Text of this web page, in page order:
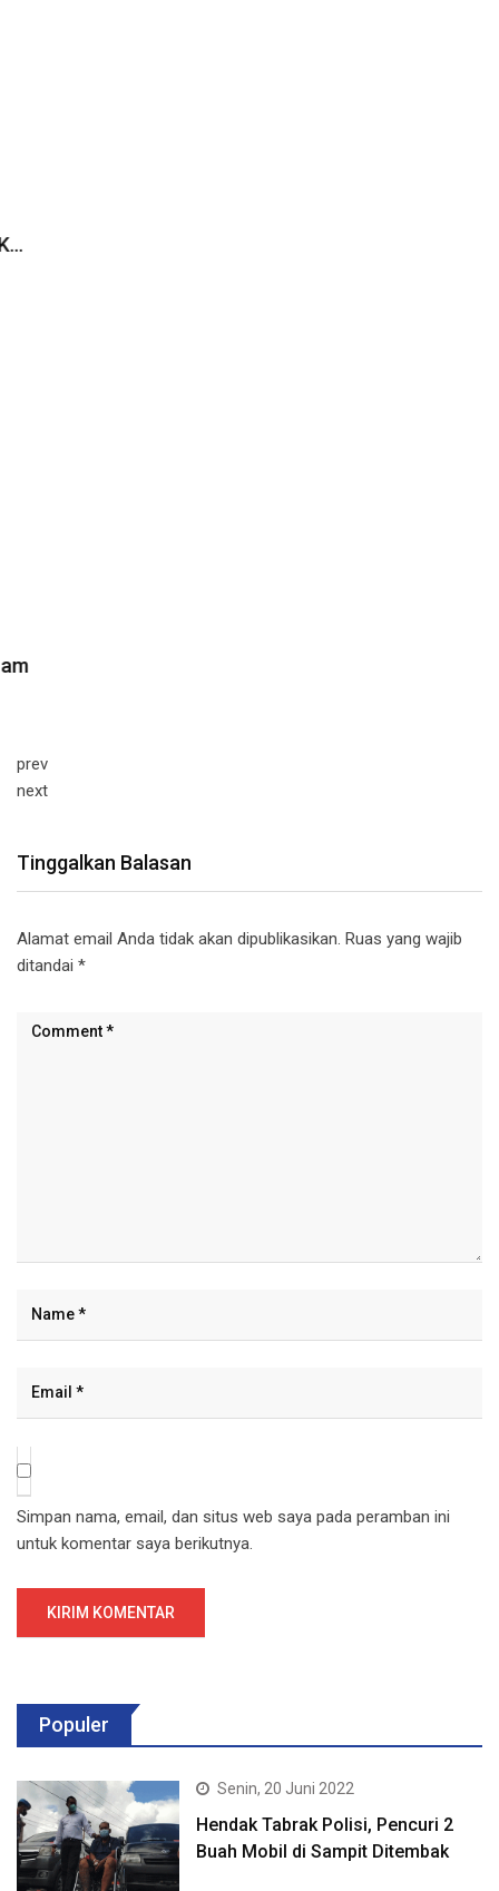
prev
next
Tinggalkan Balasan
Alamat email Anda tidak akan dipublikasikan. Ruas yang wajib
ditandai *
Simpan nama, email, dan situs web saya pada peramban ini
untuk komentar saya berikutnya.
Populer
Senin, 20 Juni 2022
Hendak Tabrak Polisi, Pencuri 2
Buah Mobil di Sampit Ditembak